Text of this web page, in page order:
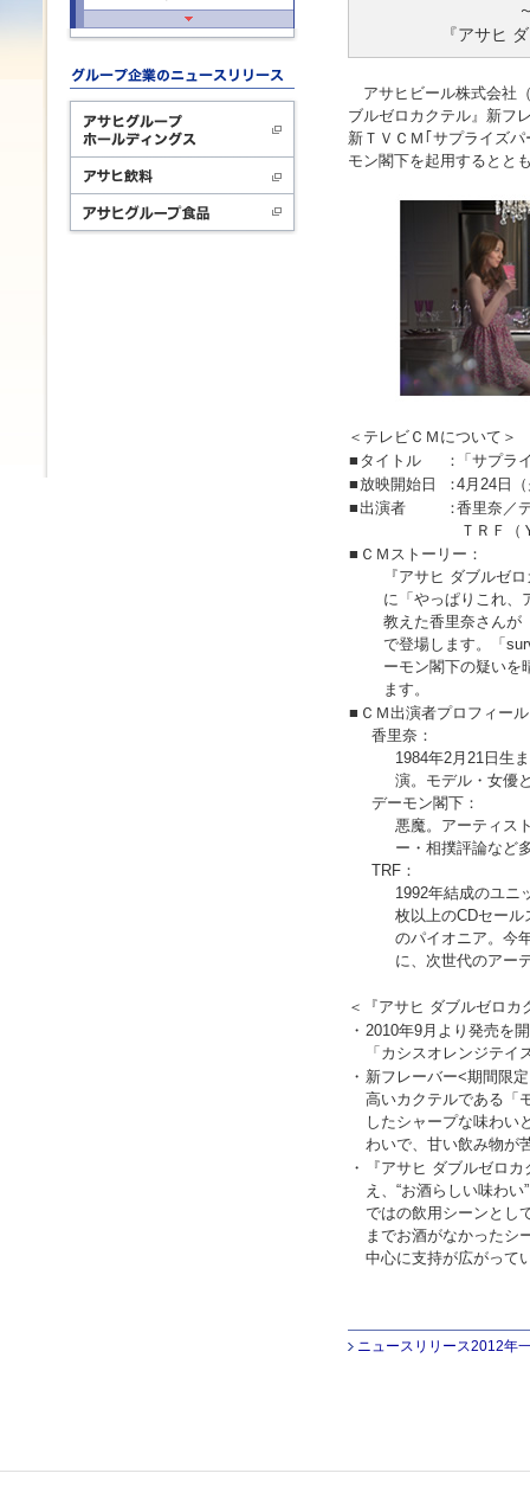
『アサヒ
アサヒビール株式会社
ブルゼロカクテル』新フ
新ＴＶＣＭ｢サプライズ
モン閣下を起用するとと
＜テレビＣＭについて＞
■ タイトル ： 「サプラ
■放映開始日 ：4月24日
■出演者 ：香里奈／
ＴＲＦ（
■ ＣＭストーリー：
『アサヒ ダブルゼ
に「やっぱりこれ、
教えた香里奈さんが
で登場します。「
ーモン閣下の疑いを
ます。
■ ＣＭ出演者プロフィー
香里奈：
1984年2月21日生
演。モデル・女優
デーモン閣下：
悪魔。アーティス
ー・相撲評論など
TRF：
1992年結成のユニ
枚以上のCDセー
のパイオニア。今
に、次世代のアー
＜『アサヒ ダブルゼロカ
・ 2010年9月より発売を
「カシスオレンジテ
・ 新フレーバー<期間限
高いカクテルである「
したシャープな味わい
わいで、甘い飲み物が
・
『アサヒ ダブルゼロ
え、“お酒らしい味わ
ではの飲用シーンとし
までお酒がなかったシ
中心に支持が広がって
ニュースリリース2012年